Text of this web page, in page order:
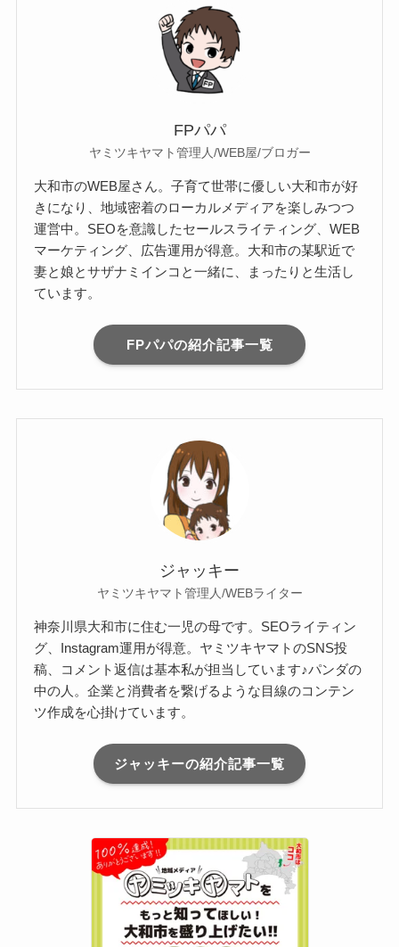
FPパパ
ヤミツキヤマト管理人/WEB屋/ブロガー
大和市のWEB屋さん。子育て世帯に優しい大和市が好
きになり、地域密着のローカルメディアを楽しみつつ
運営中。SEOを意識したセールスライティング、WEB
マーケティング、広告運用が得意。大和市の某駅近で
妻と娘とサザナミインコと一緒に、まったりと生活し
ています。
FPパパの紹介記事一覧
ジャッキー
ヤミツキヤマト管理人/WEBライター
神奈川県大和市に住む一児の母です。SEOライティン
グ、Instagram運用が得意。ヤミツキヤマトのSNS投
稿、コメント返信は基本私が担当しています♪パンダの
中の人。企業と消費者を繋げるような目線のコンテン
ツ作成を心掛けています。
ジャッキーの紹介記事一覧